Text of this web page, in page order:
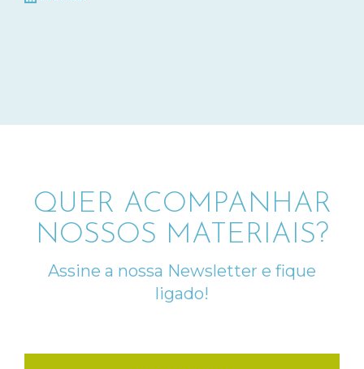
QUER ACOMPANHAR
NOSSOS MATERIAIS?
Assine a nossa Newsletter e fique
ligado!